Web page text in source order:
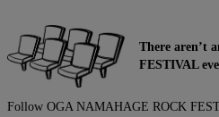
There aren’t
FESTIVAL
Follow OGA NAMAHAGE ROCK